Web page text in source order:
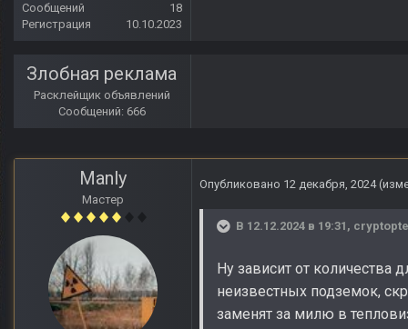
Сообщений
18
Регистрация
10.10.2023
Злобная реклама
Расклейщик объявлений
Сообщений: 666
Manly
Мастер
Опубликовано 12 декабря, 2024
В 12.12.2024 в 19:31,
Ну зависит от
неизвестных подземок,
заменят за милю в